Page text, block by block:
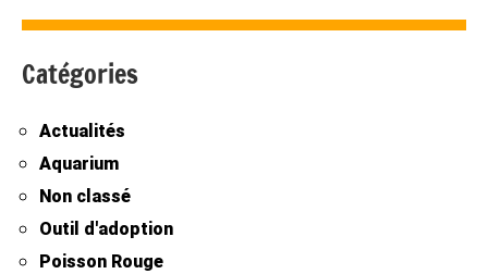
Catégories
Actualités
Aquarium
Non classé
Outil d'adoption
Poisson Rouge